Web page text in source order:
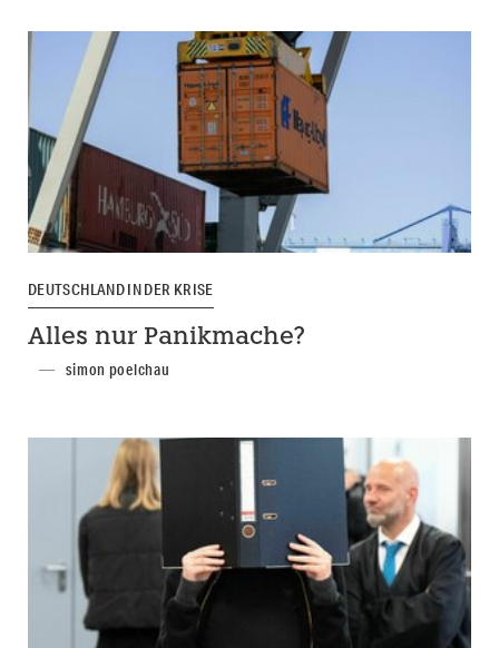
DEUTSCHLAND IN DER KRISE
Alles nur Panikmache?
simon poelchau